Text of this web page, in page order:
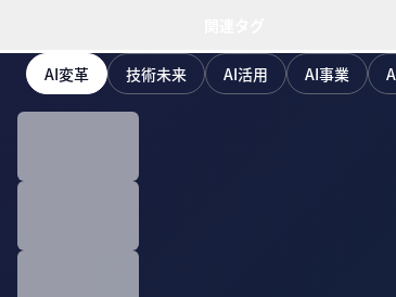
AI変革 技術未来 AI活用 AI事業